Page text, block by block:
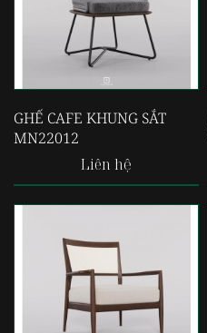
GHẾ CAFE KHUNG SẮT
MN22012
Liên hệ